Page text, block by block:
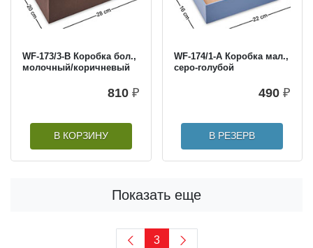
WF-173/3-B Коробка бол.,
молочный/коричневый
810 ₽
В КОРЗИНУ
WF-174/1-A Коробка мал.,
серо-голубой
490 ₽
В РЕЗЕРВ
Показать еще
3